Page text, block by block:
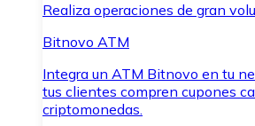
Realiza operaciones de gran
Bitnovo ATM
Integra un ATM Bitnovo en tu
tus clientes compren cupones
criptomonedas.